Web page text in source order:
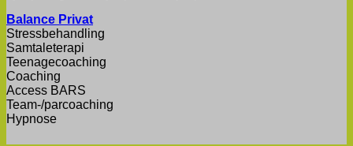
Balance Privat
Stressbehandling
​Samtaleterapi
Teenagecoaching
​Coaching
​Access BARS
Team-/parcoaching
Hypnose